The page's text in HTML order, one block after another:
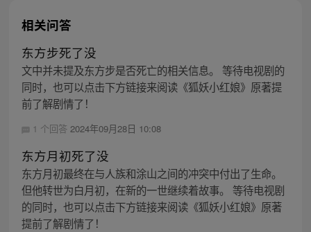
相关问答
东方步死了没
文中并未提及东方步是否死亡的相关信息。 等待电视剧的
同时，也可以点击下方链接来阅读《狐妖小红娘》原著提
前了解剧情了！
1 个回答 2024年09月28日 10:08
东方月初死了没
东方月初最终在与人族和涂山之间的冲突中付出了生命。
但他转世为白月初，在新的一世继续着故事。 等待电视剧
的同时，也可以点击下方链接来阅读《狐妖小红娘》原著
提前了解剧情了！